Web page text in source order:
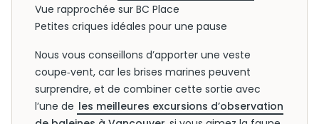
Vue rapprochée sur BC Place
Petites criques idéales pour une pause
Nous vous conseillons d’apporter une veste
coupe‑vent, car les brises marines peuvent
surprendre, et de combiner cette sortie avec
l’une de les meilleures excursions d’observation